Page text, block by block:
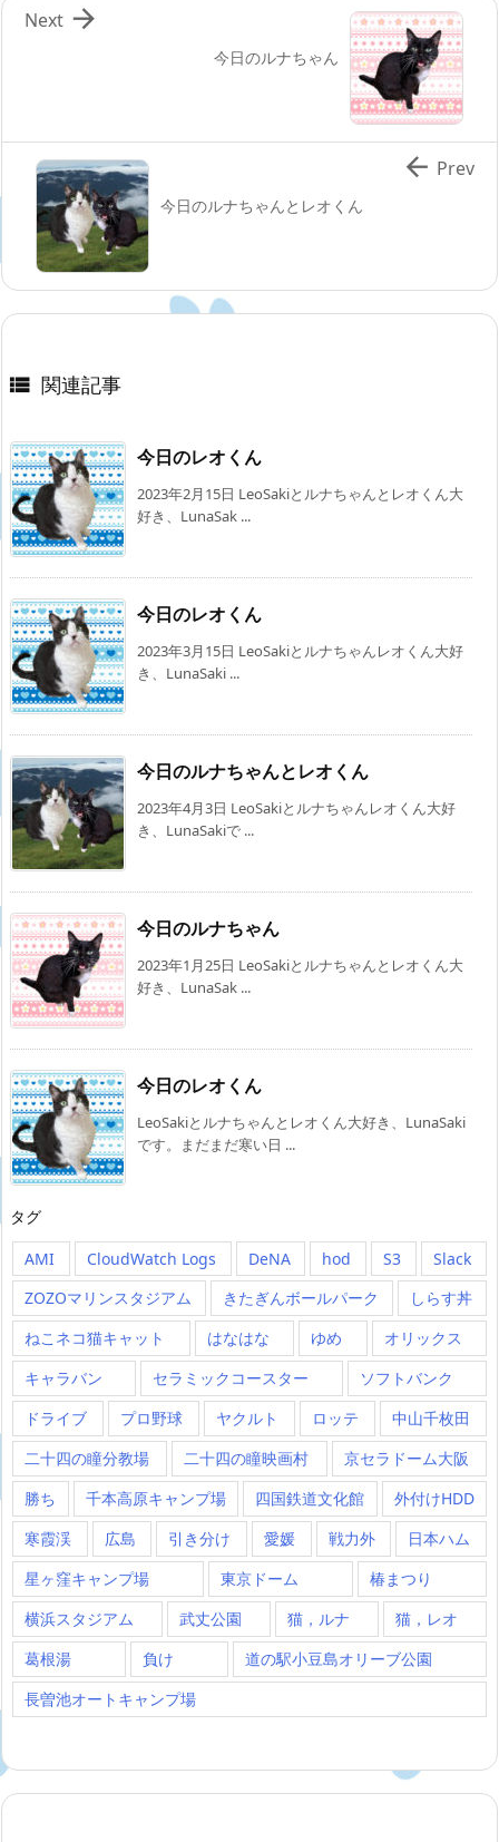
今日のルナちゃん

Next
今日のルナちゃんとレオくん
 Prev
 関連記事
今日のレオくん
2023年2月15日 LeoSakiとルナちゃんとレオくん大
好き、LunaSak ...
今日のレオくん
2023年3月15日 LeoSakiとルナちゃんレオくん大好
き、LunaSaki ...
今日のルナちゃんとレオくん
2023年4月3日 LeoSakiとルナちゃんレオくん大好
き、LunaSakiで ...
今日のルナちゃん
2023年1月25日 LeoSakiとルナちゃんとレオくん大
好き、LunaSak ...
今日のレオくん
LeoSakiとルナちゃんとレオくん大好き、LunaSaki
です。まだまだ寒い日 ...
タグ
AMI
CloudWatch Logs DeNA hod S3
Slack
ZOZOマリンスタジアム
きたぎんボールパーク
しらす丼
ねこネコ猫キャット
はなはな ゆめ
オリックス
キャラバン
セラミックコースター
ソフトバンク
ドライブ
プロ野球 ヤクルト ロッテ
中山千枚田
二十四の瞳分教場
二十四の瞳映画村
京セラドーム大阪
勝ち
千本高原キャンプ場 四国鉄道文化館
外付けHDD
寒霞渓
広島 引き分け 愛媛 戦力外
日本ハム
星ヶ窪キャンプ場
東京ドーム
椿まつり
横浜スタジアム
武丈公園 猫，ルナ
猫，レオ
葛根湯
負け
道の駅小豆島オリーブ公園
長曽池オートキャンプ場